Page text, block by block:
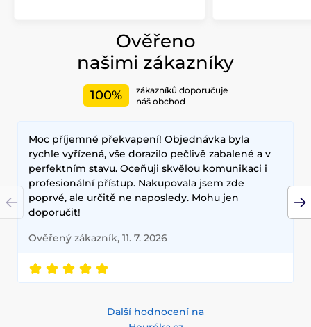
Ověřeno
našimi zákazníky
100%
zákazníků doporučuje
náš obchod
Moc příjemné překvapení! Objednávka byla
rychle vyřízená, vše dorazilo pečlivě zabalené a v
perfektním stavu. Oceňuji skvělou komunikaci i
profesionální přístup. Nakupovala jsem zde
poprvé, ale určitě ne naposledy. Mohu jen
doporučit!
Ověřený zákazník, 11. 7. 2026
Další hodnocení na